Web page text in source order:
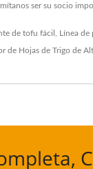
ser su socio
de tofu fácil Línea
de Hojas de Trigo de